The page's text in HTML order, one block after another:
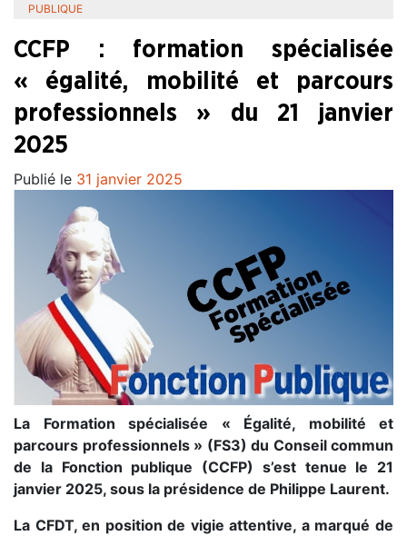
PUBLIQUE
CCFP : formation spécialisée
« égalité, mobilité et parcours
professionnels » du 21 janvier
2025
Publié le 31 janvier 2025
La Formation spécialisée « Égalité, mobilité et
parcours professionnels » (FS3) du Conseil commun
de la Fonction publique (CCFP) s’est tenue le 21
janvier 2025, sous la présidence de Philippe Laurent.
La CFDT, en position de vigie attentive, a marqué de